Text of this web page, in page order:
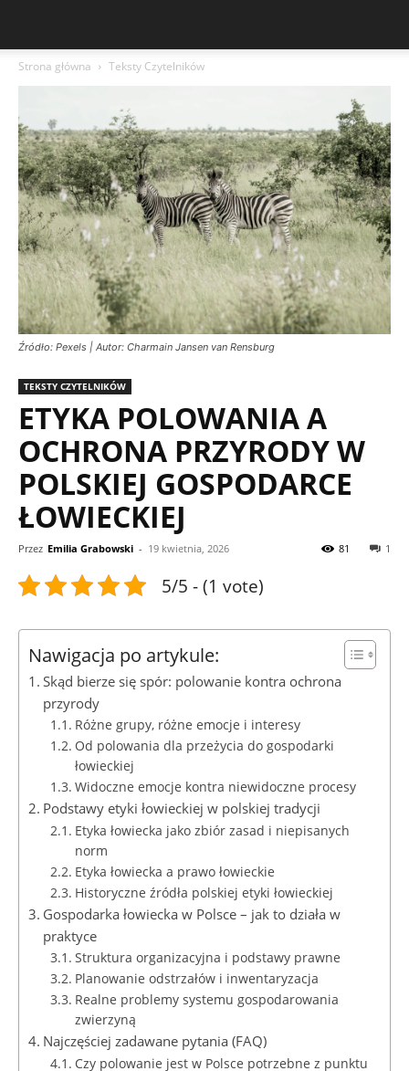
Strona główna Teksty Czytelników
Źródło: Pexels | Autor: Charmain Jansen van Rensburg
TEKSTY CZYTELNIKÓW
ETYKA POLOWANIA A
OCHRONA PRZYRODY W
POLSKIEJ GOSPODARCE
ŁOWIECKIEJ
Przez Emilia Grabowski - 19 kwietnia, 2026 1
81
5/5 - (1 vote)
Nawigacja po artykule:
Skąd bierze się spór: polowanie kontra ochrona
przyrody
Różne grupy, różne emocje i interesy
Od polowania dla przeżycia do gospodarki
łowieckiej
Widoczne emocje kontra niewidoczne procesy
Podstawy etyki łowieckiej w polskiej tradycji
Etyka łowiecka jako zbiór zasad i niepisanych
norm
Etyka łowiecka a prawo łowieckie
Historyczne źródła polskiej etyki łowieckiej
Gospodarka łowiecka w Polsce – jak to działa w
praktyce
Struktura organizacyjna i podstawy prawne
Planowanie odstrzałów i inwentaryzacja
Realne problemy systemu gospodarowania
zwierzyną
Najczęściej zadawane pytania (FAQ)
Czy polowanie jest w Polsce potrzebne z punktu